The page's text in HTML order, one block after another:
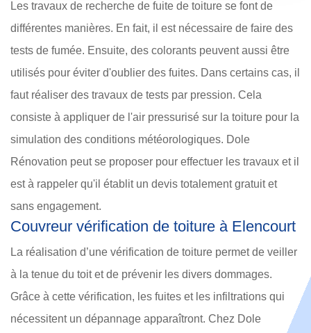
Les travaux de recherche de fuite de toiture se font de
différentes manières. En fait, il est nécessaire de faire des
tests de fumée. Ensuite, des colorants peuvent aussi être
utilisés pour éviter d'oublier des fuites. Dans certains cas, il
faut réaliser des travaux de tests par pression. Cela
consiste à appliquer de l'air pressurisé sur la toiture pour la
simulation des conditions météorologiques. Dole
Rénovation peut se proposer pour effectuer les travaux et il
est à rappeler qu'il établit un devis totalement gratuit et
sans engagement.
Couvreur vérification de toiture à Elencourt
La réalisation d’une vérification de toiture permet de veiller
à la tenue du toit et de prévenir les divers dommages.
Grâce à cette vérification, les fuites et les infiltrations qui
nécessitent un dépannage apparaîtront. Chez Dole